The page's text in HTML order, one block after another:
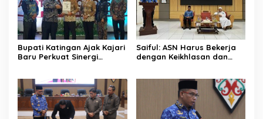
Bupati Katingan Ajak Kajari
Baru Perkuat Sinergi
Saiful: ASN Harus Bekerja
dengan Keikhlasan dan